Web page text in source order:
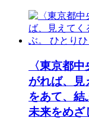
〈東京都
がれば、見
をあて、結
未来をめざ